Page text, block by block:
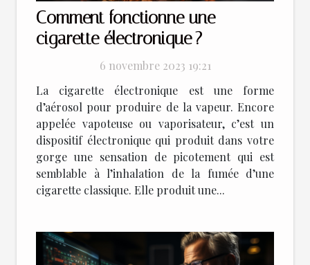
Comment fonctionne une
cigarette électronique ?
6 novembre 2023 19:21
La cigarette électronique est une forme
d’aérosol pour produire de la vapeur. Encore
appelée vapoteuse ou vaporisateur, c’est un
dispositif électronique qui produit dans votre
gorge une sensation de picotement qui est
semblable à l’inhalation de la fumée d’une
cigarette classique. Elle produit une...